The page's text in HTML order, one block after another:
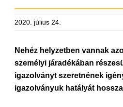
2020. július 24.
Nehéz helyzetben vannak
személyi járadékában
igazolványt szeretnének
igazolványuk hatályát